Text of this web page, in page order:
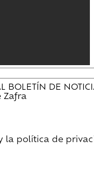
BOLETÍN DE
Zafra
la política de